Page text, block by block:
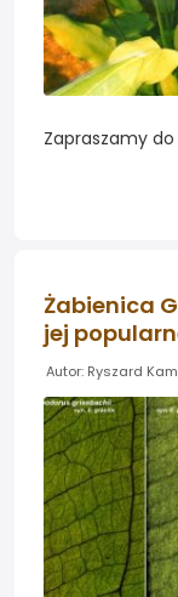
Zapraszamy
części
formy
Żabienica
jej
Autor: Ryszard